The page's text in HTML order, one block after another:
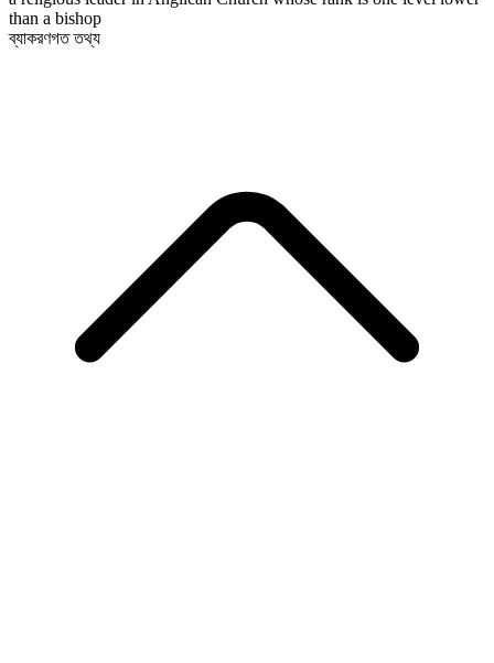
than a bishop
ব্যাকরণগত তথ্য